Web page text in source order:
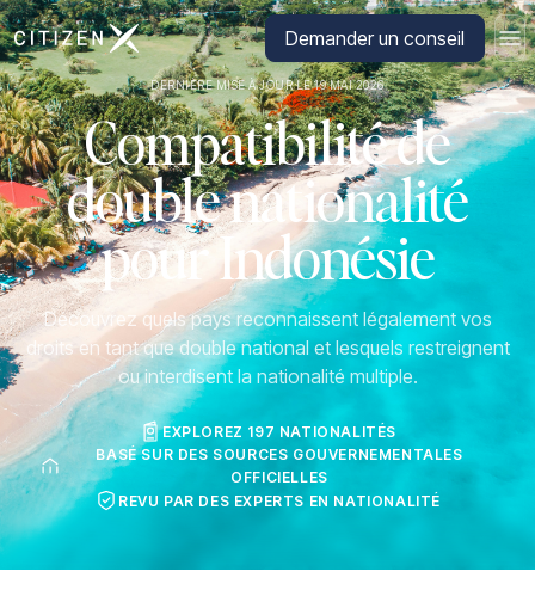
Aller à la page d'accueil de CitizenXDemander un conseil
DERNIÈRE MISE À JOUR LE 19 MAI 2026
Compatibilité de
double nationalité
pour Indonésie
Découvrez quels pays reconnaissent légalement vos
droits en tant que double national et lesquels restreignent
ou interdisent la nationalité multiple.
EXPLOREZ 197 NATIONALITÉS
BASÉ SUR DES SOURCES GOUVERNEMENTALES
OFFICIELLES
REVU PAR DES EXPERTS EN NATIONALITÉ